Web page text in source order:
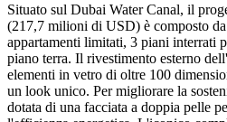
Situato sul Dubai Water Canal, il
(217,7 milioni di USD) è composto
appartamenti limitati, 3 piani interrati
piano terra. Il rivestimento esterno
elementi in vetro di oltre 100
un look unico. Per migliorare la
dotata di una facciata a doppia pelle